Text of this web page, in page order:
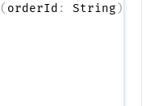
( orderId : String )